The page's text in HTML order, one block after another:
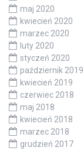
maj 2020
kwiecień 2020
marzec 2020
luty 2020
styczeń 2020
październik 2019
kwiecień 2019
czerwiec 2018
maj 2018
kwiecień 2018
marzec 2018
grudzień 2017